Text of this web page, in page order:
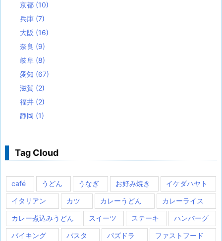
京都 (10)
兵庫 (7)
大阪 (16)
奈良 (9)
岐阜 (8)
愛知 (67)
滋賀 (2)
福井 (2)
静岡 (1)
Tag Cloud
café うどん うなぎ お好み焼き イケダハヤト
イタリアン カツ カレーうどん カレーライス
カレー煮込みうどん スイーツ ステーキ ハンバーグ
バイキング パスタ パズドラ ファストフード